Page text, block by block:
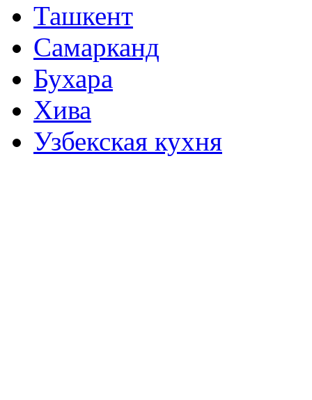
Ташкент
Самарканд
Бухара
Хива
Узбекская кухня